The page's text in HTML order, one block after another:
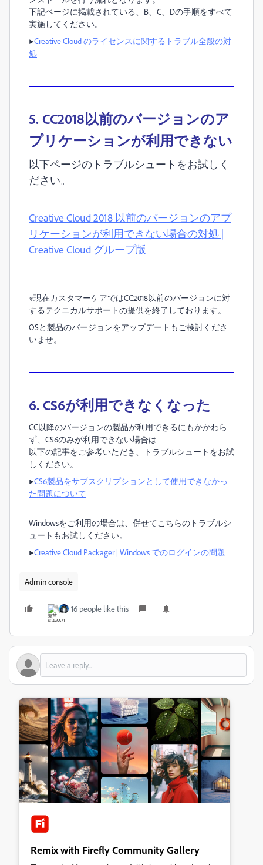
下記ページに掲載されている、B、C、Dの手順をすべて
実施してください。
▶︎Creative Cloud のライセンスに関するトラブル全般の対
処
5. CC2018以前のバージョンのア
プリケーションが利用できない
以下ページのトラブルシュートをお試しく
ださい。
Creative Cloud 2018 以前のバージョンのアプ
リケーションが利用できない場合の対処 |
Creative Cloud グループ版
※現在カスタマーケアではCC2018以前のバージョンに対
するテクニカルサポートの提供を終了しております。
OSと製品のバージョンをアップデートもご検討くださ
いませ。
6. CS6が利用できなくなった
CC以降のバージョンの製品が利用できるにもかかわら
ず、CS6のみが利用できない場合は
以下の記事をご参考いただき、トラブルシュートをお試
しください。
▶︎CS6製品をサブスクリプションとして使用できなかっ
た問題について
Windowsをご利用の場合は、併せてこちらのトラブルシ
ュートもお試しください。
▶︎Creative Cloud Packager | Windows でのログインの問題
Admin console
16 people like this
Remix with Firefly Community Gallery